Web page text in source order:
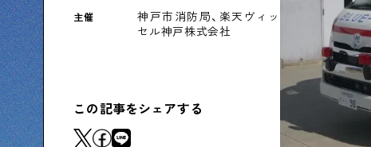
下町の「あの人」が書く連載記事です
主催
神戸市消防局、楽天ヴィッ
セル神戸株式会社
この記事をシェアする